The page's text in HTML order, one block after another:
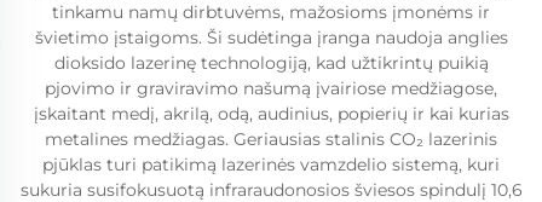
tinkamu namų dirbtuvėms, mažosioms įmonėms ir
švietimo įstaigoms. Ši sudėtinga įranga naudoja anglies
dioksido lazerinę technologiją, kad užtikrintų puikią
pjovimo ir graviravimo našumą įvairiose medžiagose,
įskaitant medį, akrilą, odą, audinius, popierių ir kai kurias
metalines medžiagas. Geriausias stalinis CO₂ lazerinis
pjūklas turi patikimą lazerinės vamzdelio sistemą, kuri
sukuria susifokusuotą infraraudonosios šviesos spindulį 10,6